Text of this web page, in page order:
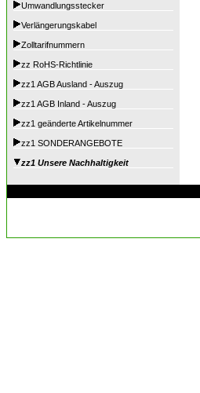
Umwandlungsstecker
Verlängerungskabel
Zolltarifnummern
zz RoHS-Richtlinie
zz1 AGB Ausland - Auszug
zz1 AGB Inland - Auszug
zz1 geänderte Artikelnummer
zz1 SONDERANGEBOTE
zz1 Unsere Nachhaltigkeit